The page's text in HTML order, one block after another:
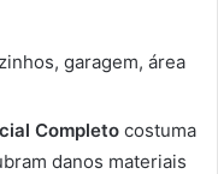
garagem, área
Completo costuma
danos materiais